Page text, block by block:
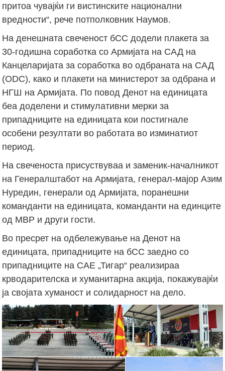
притоа чувајќи ги вистинските национални
вредности“, рече потполковник Наумов.
На денешната свеченост бСС додели плакета за
30-годишна соработка со Армијата на САД на
Канцеларијата за соработка во одбраната на САД
(ODC), како и плакети на министерот за одбрана и
НГШ на Армијата. По повод Денот на единицата
беа доделени и стимулативни мерки за
припадниците на единицата кои постигнале
особени резултати во работата во изминатиот
период.
На свеченоста присуствуваа и заменик-началникот
на Генералштабот на Армијата, генерал-мајор Азим
Нуредин, генерали од Армијата, поранешни
команданти на единицата, команданти на единците
од МВР и други гости.
Во пресрет на одбележување на Денот на
единицата, припадниците на бСС заедно со
припадниците на САЕ „Тигар“ реализираа
крводарителска и хуманитарна акција, покажувајќи
ја својата хуманост и солидарност на дело.